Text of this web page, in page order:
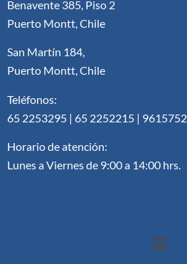
Benavente 385, Piso 2
Puerto Montt, Chile
San Martín 184,
Puerto Montt, Chile
Teléfonos:
65 2253295 | 65 2252215 |
Horario de atención:
Lunes a Viernes de 9:00 a 14:00 hrs.